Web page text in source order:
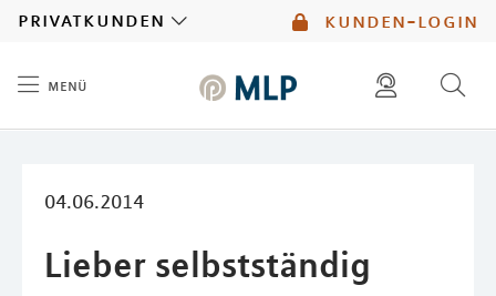
kunden-login
privatkunden
menü
04.06.2014
Lieber selbstständig